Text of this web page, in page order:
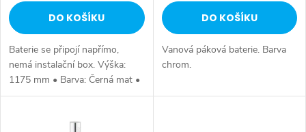
u
k
t
ů
u
k
t
DO KOŠÍKU
Baterie se připojí napřímo,
nemá instalační box. Výška:
1175 mm • Barva: Černá mat •
Materiál: Mosaz • Tvar: Kruhové
Ovládání: Páka • Přepínač na...
DO KOŠÍKU
Vanová páková baterie. Barva
chrom.